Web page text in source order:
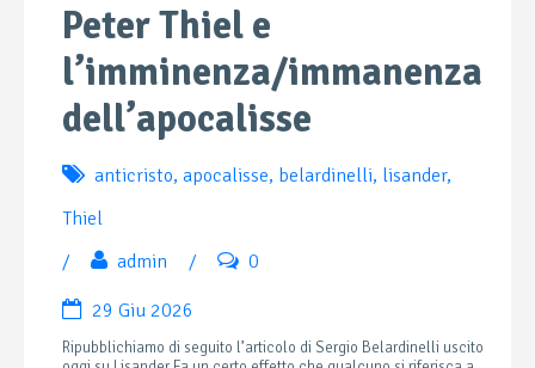
Peter Thiel e
l’imminenza/immanenza
dell’apocalisse
anticristo, apocalisse, belardinelli, lisander,
Thiel
/
admin / 0
29 Giu 2026
Ripubblichiamo di seguito l’articolo di Sergio Belardinelli uscito